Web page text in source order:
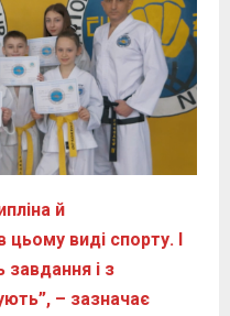
й
цьому виді спорту. І
завдання і з
– зазначає